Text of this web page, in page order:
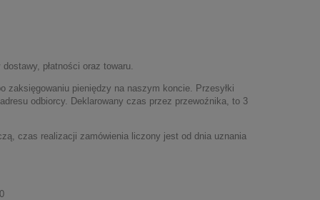
płatności oraz towaru.
zaksięgowaniu pieniędzy na naszym koncie. Przesyłki
odbiorcy. Deklarowany czas przez przewoźnika, to 3
czas realizacji zamówienia liczony jest od dnia uznania